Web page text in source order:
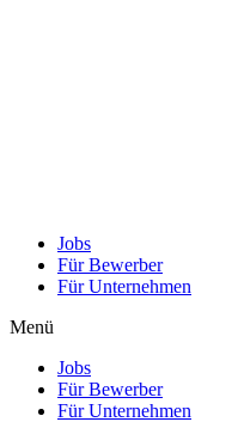
Jobs
Für Bewerber
Für Unternehmen
Menü
Jobs
Für Bewerber
Für Unternehmen